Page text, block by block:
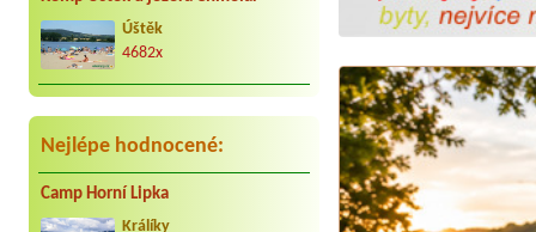
radostně. Děkujeme Vaculovi, Brno.
Úštěk
4682x
Nejlépe hodnocené:
Camp Horní Lipka
Králíky